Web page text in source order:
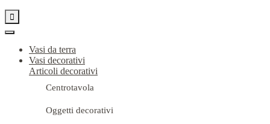

Vasi da terra
Vasi decorativi
Articoli decorativi
Centrotavola
Oggetti decorativi